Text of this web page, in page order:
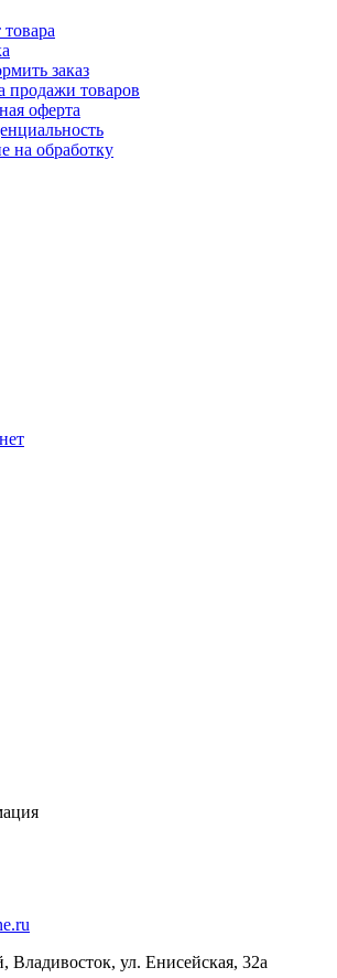
заказ
продажи товаров
оферта
на обработку
ул. Енисейская, 32а